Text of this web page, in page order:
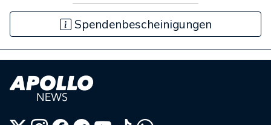
Spendenbescheinigungen